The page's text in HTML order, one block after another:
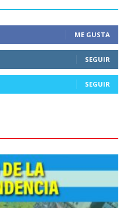
ME GUSTA
SEGUIR
SEGUIR